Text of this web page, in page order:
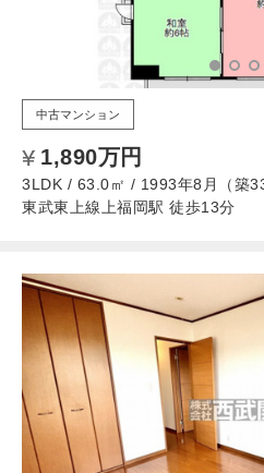
中古マンション
1,890万円
3LDK / 63.0㎡ / 1993年8月（築33
東武東上線上福岡駅 徒歩13分